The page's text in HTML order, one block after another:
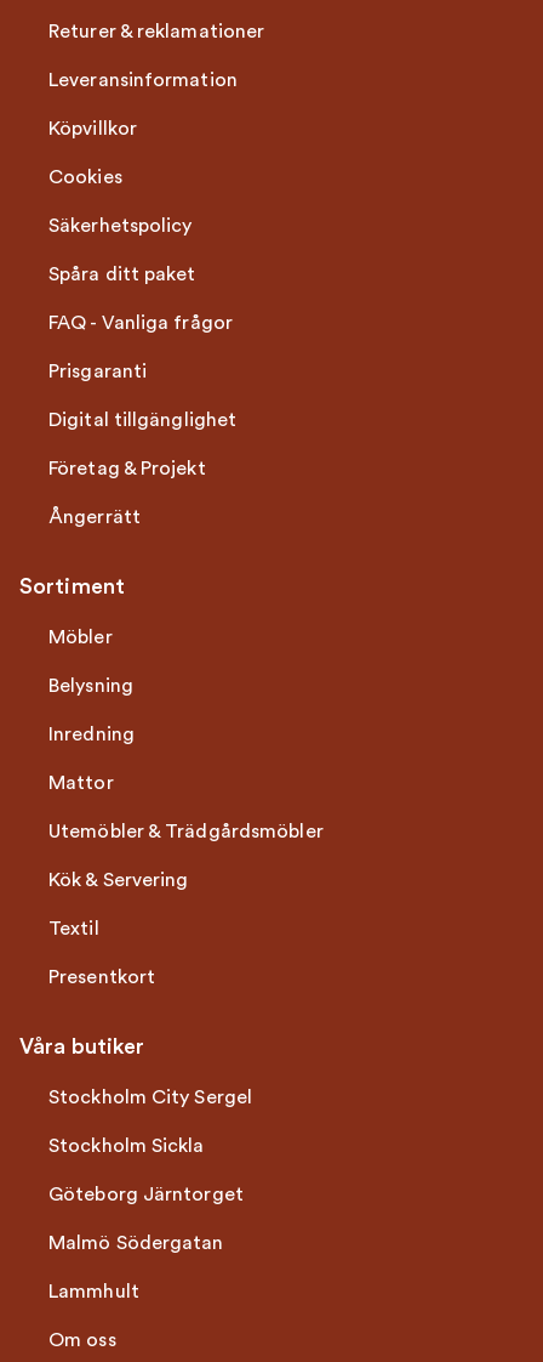
Returer & reklamationer
Leveransinformation
Köpvillkor
Cookies
Säkerhetspolicy
Spåra ditt paket
FAQ - Vanliga frågor
Prisgaranti
Digital tillgänglighet
Företag & Projekt
Ångerrätt
Sortiment
Möbler
Belysning
Inredning
Mattor
Utemöbler & Trädgårdsmöbler
Kök & Servering
Textil
Presentkort
Våra butiker
Stockholm City Sergel
Stockholm Sickla
Göteborg Järntorget
Malmö Södergatan
Lammhult
Om oss